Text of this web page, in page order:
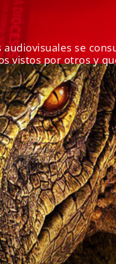
se
vistos por otros y